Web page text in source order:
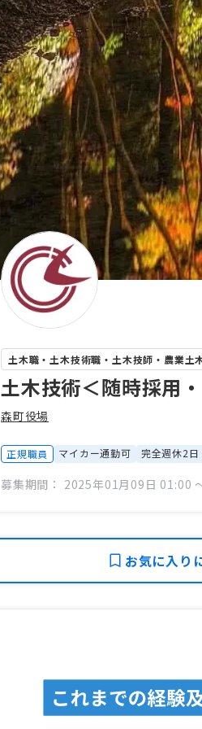
土木職・土木技術職・土木技師・農業土
土木技術＜随時採用
森町役場
正規職員 マイカー通勤可 完全週休2日
募集期間： 2025年01月09日 01:00
お気に入り